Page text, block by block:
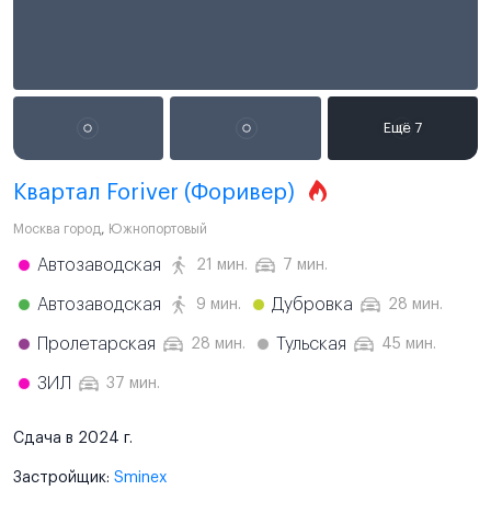
Квартал Foriver (Форивер)
Москва город, Южнопортовый
Автозаводская 21 мин. 7 мин.
Автозаводская 9 мин. Дубровка 28 мин.
Пролетарская 28 мин. Тульская 45 мин.
ЗИЛ 37 мин.
Сдача в 2024 г.
Застройщик: Sminex